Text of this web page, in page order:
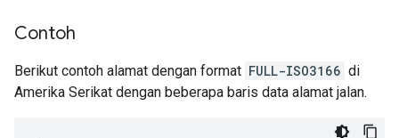
Contoh
Berikut contoh alamat dengan format FULL-ISO3166 di
Amerika Serikat dengan beberapa baris data alamat jalan.